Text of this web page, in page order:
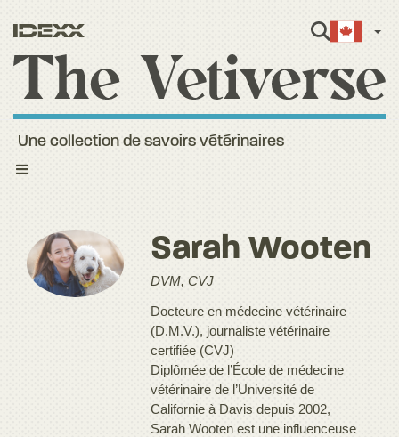
Toggle
Une collection de savoirs vétérinaires
Sarah Wooten
DVM, CVJ
Docteure en médecine vétérinaire
(D.M.V.), journaliste vétérinaire
certifiée (CVJ)
Diplômée de l’École de médecine
vétérinaire de l’Université de
Californie à Davis depuis 2002,
Sarah Wooten est une influenceuse